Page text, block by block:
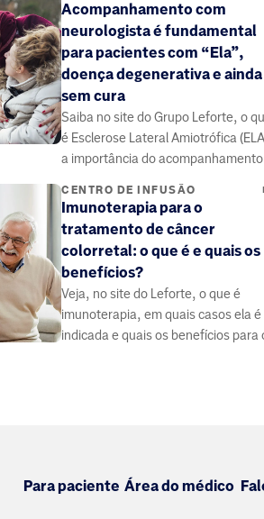
Acompanhamento com
neurologista é fundamental
para pacientes com “Ela”,
doença degenerativa e ainda
sem cura
Saiba no site do Grupo Leforte, o
é Esclerose Lateral Amiotrófica
a importância do acompanhamento
CENTRO DE INFUSÃO
Imunoterapia para o
tratamento de câncer
colorretal: o que é e quais os
benefícios?
Veja, no site do Leforte, o que é
imunoterapia, em quais casos ela é
indicada e quais os benefícios para
Para paciente Área do médico